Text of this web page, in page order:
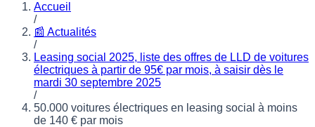
Accueil
/
📰 Actualités
/
Leasing social 2025, liste des offres de LLD de voitures
électriques à partir de 95€ par mois, à saisir dès le
mardi 30 septembre 2025
/
50.000 voitures électriques en leasing social à moins
de 140 € par mois